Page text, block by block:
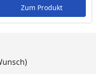
Zum Produkt